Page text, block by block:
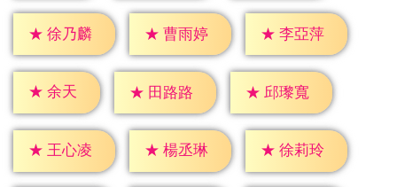
★ 徐乃麟 ★ 曹雨婷 ★ 李亞萍
★ 余天 ★ 田路路 ★ 邱瓈寬
★ 王心凌 ★ 楊丞琳 ★ 徐莉玲